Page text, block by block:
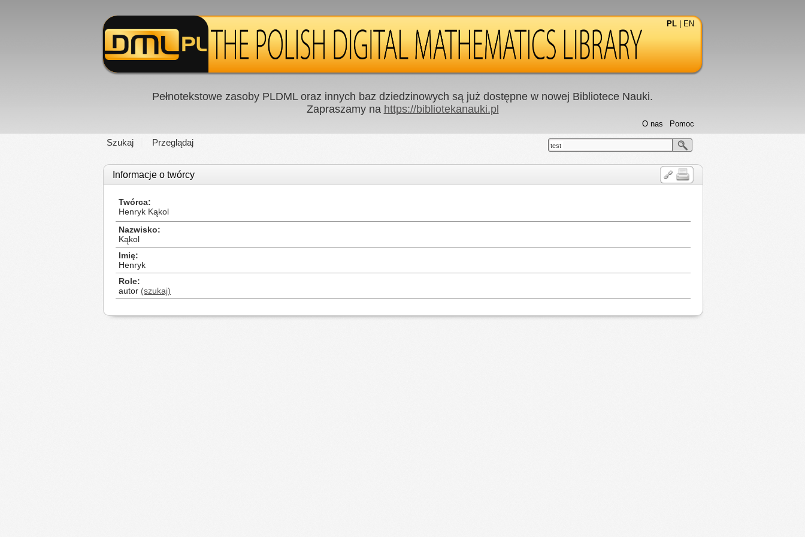
PL EN
Pełnotekstowe zasoby PLDML oraz innych baz dziedzinowych są już dostępne w nowej Bibliotece Nauki.
Zapraszamy na https://bibliotekanauki.pl
Szukaj Przeglądaj
Pomoc
O nas
test
Informacje o twórcy
Twórca
Henryk Kąkol
Nazwisko
Kąkol
Imię
Henryk
Role
autor (szukaj)